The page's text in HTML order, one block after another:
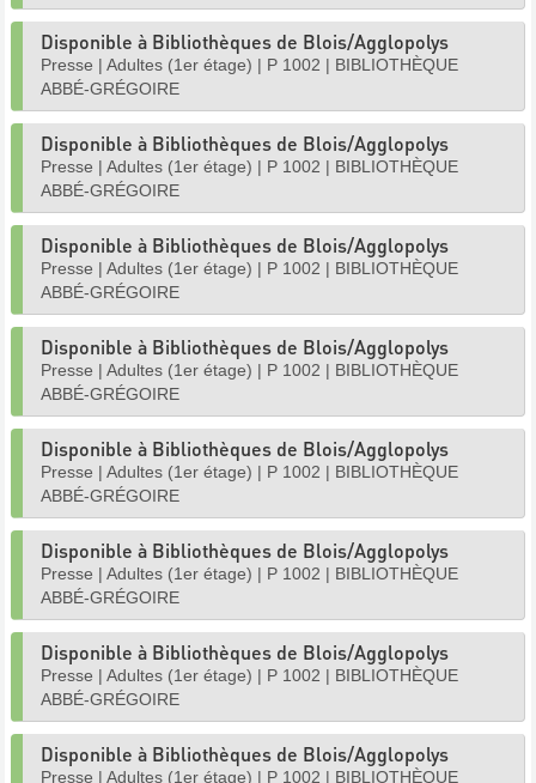
Disponible à Bibliothèques de Blois/Agglopolys
Presse | Adultes (1er étage) | P 1002 | BIBLIOTHÈQUE
ABBÉ-GRÉGOIRE
Disponible à Bibliothèques de Blois/Agglopolys
Presse | Adultes (1er étage) | P 1002 | BIBLIOTHÈQUE
ABBÉ-GRÉGOIRE
Disponible à Bibliothèques de Blois/Agglopolys
Presse | Adultes (1er étage) | P 1002 | BIBLIOTHÈQUE
ABBÉ-GRÉGOIRE
Disponible à Bibliothèques de Blois/Agglopolys
Presse | Adultes (1er étage) | P 1002 | BIBLIOTHÈQUE
ABBÉ-GRÉGOIRE
Disponible à Bibliothèques de Blois/Agglopolys
Presse | Adultes (1er étage) | P 1002 | BIBLIOTHÈQUE
ABBÉ-GRÉGOIRE
Disponible à Bibliothèques de Blois/Agglopolys
Presse | Adultes (1er étage) | P 1002 | BIBLIOTHÈQUE
ABBÉ-GRÉGOIRE
Disponible à Bibliothèques de Blois/Agglopolys
Presse | Adultes (1er étage) | P 1002 | BIBLIOTHÈQUE
ABBÉ-GRÉGOIRE
Disponible à Bibliothèques de Blois/Agglopolys
Presse | Adultes (1er étage) | P 1002 | BIBLIOTHÈQUE